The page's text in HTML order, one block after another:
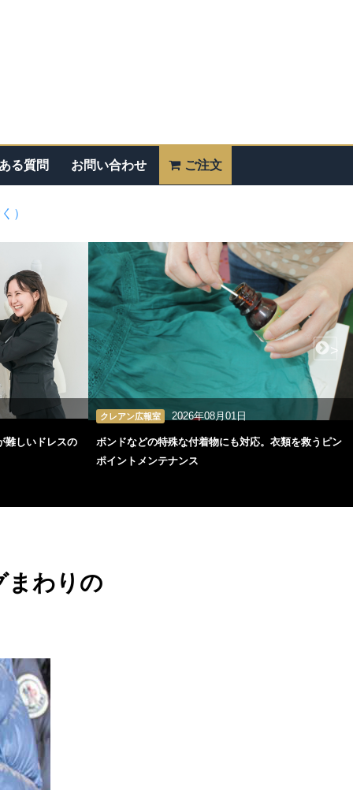
る質問 お問い合わせ ご注文
）
難しいドレスの
クレアン広報室 2026年08月01日
ボンドなどの特殊な付着物にも対応。衣類を救うピン
ポイントメンテナンス
>
まわりの